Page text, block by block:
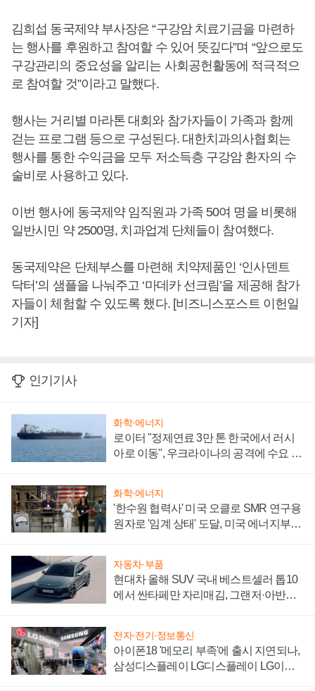
김희섭 동국제약 부사장은 “구강암 치료기금을 마련하
는 행사를 후원하고 참여할 수 있어 뜻깊다”며 “앞으로도
구강관리의 중요성을 알리는 사회공헌활동에 적극적으
로 참여할 것”이라고 말했다.
행사는 거리별 마라톤 대회와 참가자들이 가족과 함께
걷는 프로그램 등으로 구성된다. 대한치과의사협회는
행사를 통한 수익금을 모두 저소득층 구강암 환자의 수
술비로 사용하고 있다.
이번 행사에 동국제약 임직원과 가족 50여 명을 비롯해
일반시민 약 2500명, 치과업계 단체들이 참여했다.
동국제약은 단체부스를 마련해 치약제품인 ‘인사덴트
닥터’의 샘플을 나눠주고 ‘마데카 선크림’을 제공해 참가
자들이 체험할 수 있도록 했다. [비즈니스포스트 이헌일
기자]
인기기사
화학·에너지
로이터 "정제연료 3만 톤 한국에서 러시
아로 이동", 우크라이나의 공격에 수요 늘
화학·에너지
'한수원 협력사' 미국 오클로 SMR 연구용
원자로 '임계 상태' 도달, 미국 에너지부
자동차·부품
현대차 올해 SUV 국내 베스트셀러 톱10
에서 싼타페만 자리매김, 그랜저·아반떼
전자·전기·정보통신
아이폰18 '메모리 부족'에 출시 지연되나,
삼성디스플레이 LG디스플레이 LG이노